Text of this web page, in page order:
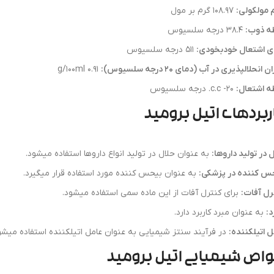
مولکولی:
ذوب:
اشتعال خودبخودی:
انحلالپذیری در آب (دمای 20 درجه سلسیوس):
اشتعال:
اتیل برومید
در تولید داروها: به عنوان حلال در تولید انواع داروها استفاده میشود.
کننده در پزشکی: به عنوان بیحس کننده مورد استفاده قرار میگیرد.
آفات: برای کنترل آفات از این ماده سمی استفاده میشود.
به عنوان مبرد کاربرد دارد.
اتیلکننده: در فرآیند سنتز شیمیایی به عنوان عامل اتیلکننده استفاده
شیمیایی اتیل برومید